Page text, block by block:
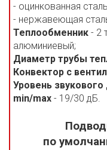
- оцинкованная
- нержавеющая
Теплообменник - 2
алюминиевый;
Диаметр трубы
Конвектор с
Уровень
min/max - 19/30 дБ.
по